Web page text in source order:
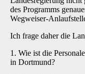
des Programms
Wegweiser-
Ich frage daher die
1. Wie ist die
in Dortmund?